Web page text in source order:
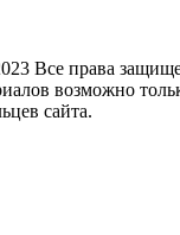
Все права
возможно
сайта.